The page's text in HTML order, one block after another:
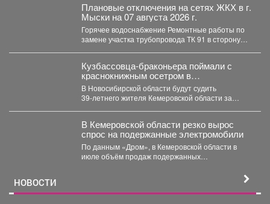
Плановые отключения на сетях ЖКХ в г.
Мыски на 07 августа 2026 г.
Горячее водоснабжение Ремонтные работы по
замене участка трубопровода ТК 91 в сторону
Кузбассовца-браконьера поймали с
краснокнижным осетром в
Новосибирске
В Новосибирской области будут судить
39‑летнего жителя Кемеровской области за
В Кемеровской области резко вырос
спрос на подержанные электромобили
По данным «Дром», в Кемеровской области в
июле объём продаж подержанных
НОВОСТИ